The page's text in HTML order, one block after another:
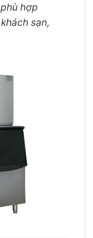
hợp
sạn,